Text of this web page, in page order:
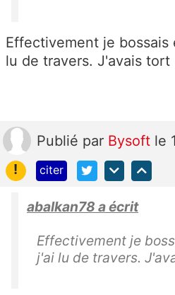
Effectivement je bossais
lu de travers. J'avais tort
Publié par Bysoft le
!
citer
abalkan78 a écrit
Effectivement je
j'ai lu de travers.